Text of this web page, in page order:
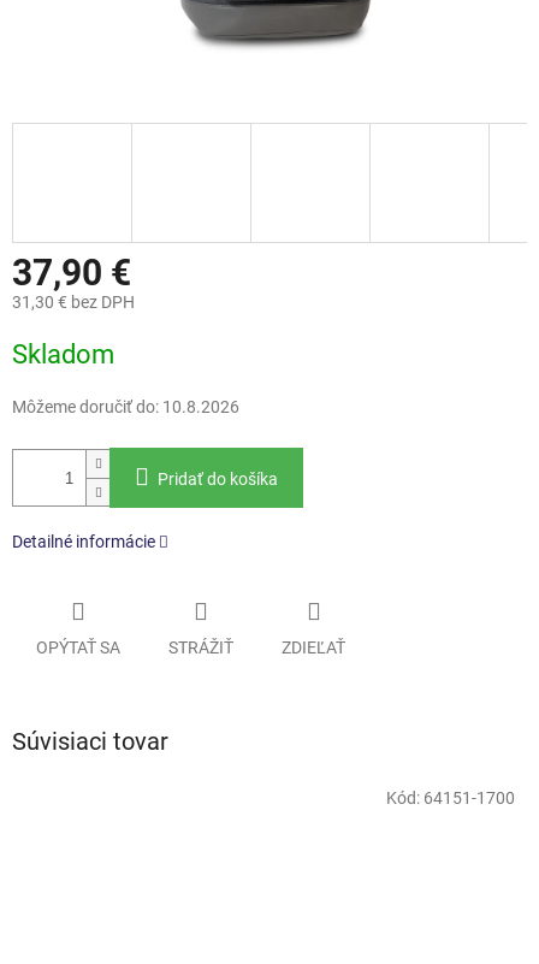
37,90 €
31,30 € bez DPH
cena:
Skladom
Môžeme doručiť do: 10.8.2026
Pridať do košíka
Detailné informácie
OPÝTAŤ SA STRÁŽIŤ ZDIEĽAŤ
Súvisiaci tovar
Kód: 64151-1700